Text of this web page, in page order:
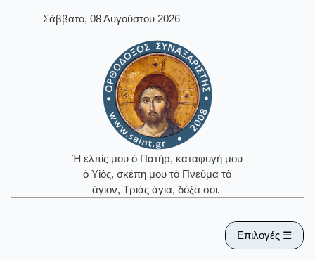
Σάββατο, 08 Αυγούστου 2026
Ἡ ἐλπίς μου ὁ Πατήρ, καταφυγή μου
ὁ Υἱός, σκέπη μου τὸ Πνεῦμα τὸ
ἅγιον, Τριὰς ἁγία, δόξα σοι.
Επιλογές ☰